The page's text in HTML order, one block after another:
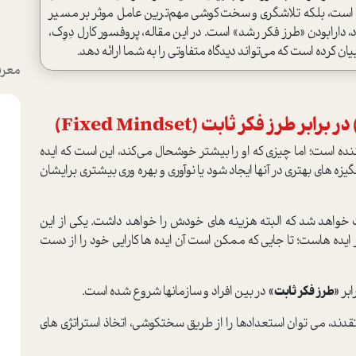
است، بلکه تلاشگری و سخت‌کوشی مهم‌ترین عامل موثر بر مسیر
«طرز فکر رشد» است. در این مقاله، پروفسور کارل دِوِک،
است که می‌تواند دیدگاه متفاوتی را به شما ارائه دهد.
هایش، منجر به تغییرات مثبت در مخاطبان شود؛ مثلا انگیزه‎ های بهتری در آن‎ها ایجاد شود یا نوآوری و بهره‎ وری بیشتری برایشان
شد که البته هزینه های خودش را خواهد داشت. یکی از این
هزینه ها، برداشت‎های ناقص یا غلط یا حتی تحریف‌شده از ایده‎ هاست؛ تا جایی که ممکن است آن ایده‎ ها کارایی خود را از دست
«طرز فکر ثابت»در بین افراد و سازمان‎ها شروع شده است.
به طور خلاصه باید گفت: افراد دارای «طرز فکر رشد» معتقدند، می‎ توان استعدادها را از طریق سخت‎کوشی، اتخاذ استراتژی‎ های